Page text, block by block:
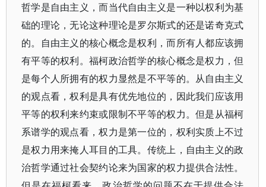
哲学是自由主义，而当代自由主义是一种以权利为基
础的理论，无论这种理论是罗尔斯式的还是诺奇克式
的。自由主义的核心概念是权利，而所有人都应该拥
有平等的权利。福柯政治哲学的核心概念是权力，但
是每个人所拥有的权力显然是不平等的。从自由主义
的观点看，权利是具有优先地位的，因此我们应该用
平等的权利来约束或限制不平等的权力。但是从福柯
系谱学的观点看，权力是第一位的，权利实质上不过
是权力用来掩人耳目的工具。传统上，自由主义的政
治哲学通过社会契约论来为国家的权力提供合法性。